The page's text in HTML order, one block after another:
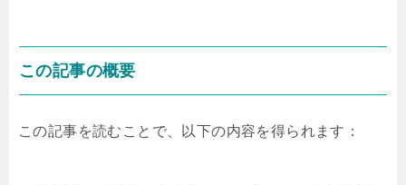
この記事の概要
この記事を読むことで、以下の内容を得られます：